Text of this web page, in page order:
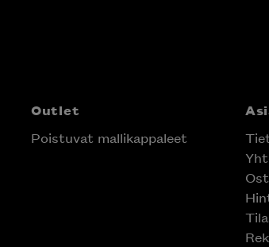
Outlet
Poistuvat mallikappaleet